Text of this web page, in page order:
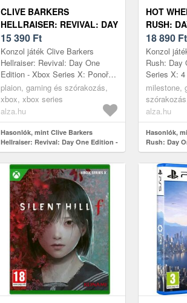
CLIVE BARKERS
HELLRAISER: REVIVAL: DAY
ONE EDITION - XBOX
SERIES X
15 390 Ft
Konzol játék Clive Barkers
Hellraiser: Revival: Day One
Edition - Xbox Series X: Ponořte
se do temnotyS hororovou akcí
Clive Barkers Hellraiser: Re...
plaion, gaming és szórakozás,
xbox, xbox series
alza.hu
Hasonlók, mint Clive Barkers
Hellraiser: Revival: Day One Edition -
Xbox Series X
HOT
RUSH:
XBOX
18 890 Ft
Konzol
Rush: Day
Series X:
pályák
milestone,
alza.hu
Hasonlók,
Rush: Day
X